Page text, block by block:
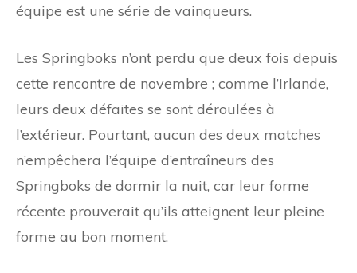
équipe est une série de vainqueurs.
Les Springboks n’ont perdu que deux fois depuis
cette rencontre de novembre ; comme l’Irlande,
leurs deux défaites se sont déroulées à
l’extérieur. Pourtant, aucun des deux matches
n’empêchera l’équipe d’entraîneurs des
Springboks de dormir la nuit, car leur forme
récente prouverait qu’ils atteignent leur pleine
forme au bon moment.